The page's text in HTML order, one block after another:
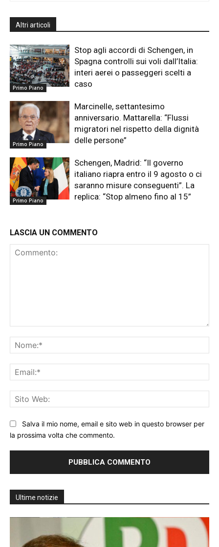
Altri articoli
Primo Piano
Stop agli accordi di Schengen, in
Spagna controlli sui voli dall’Italia:
interi aerei o passeggeri scelti a
caso
Primo Piano
Marcinelle, settantesimo
anniversario. Mattarella: “Flussi
migratori nel rispetto della dignità
delle persone”
Primo Piano
Schengen, Madrid: “Il governo
italiano riapra entro il 9 agosto o ci
saranno misure conseguenti”. La
replica: “Stop almeno fino al 15”
LASCIA UN COMMENTO
Salva il mio nome, email e sito web in questo browser per
la prossima volta che commento.
Ultime notizie